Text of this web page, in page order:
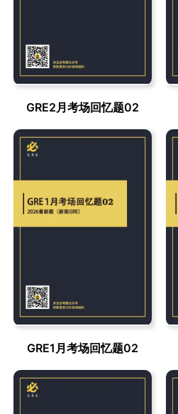
GRE2月考场回忆题02
GRE1月考场回忆题02